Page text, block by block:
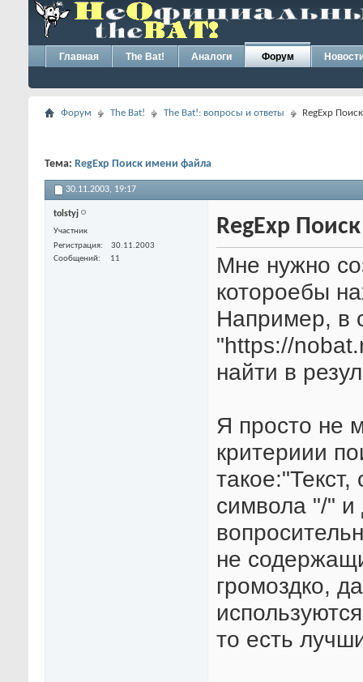
Главная The Bat! Аналоги Форум
Форум The Bat! The Bat!: вопросы и ответы RegExp
Тема: RegExp Поиск имени файла
30.11.2003, 19:17
tolstyj
Участник
Регистрация
30.11.2003
Сообщений
11
RegExp
Мне нужно
котороебы
Например, в
"https://
найти в
Я просто не
критериии
символа "/" и
не
громоздко,
то есть